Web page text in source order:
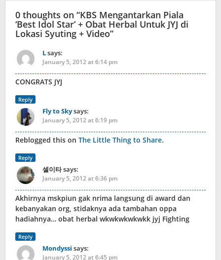
0 thoughts on “KBS Mengantarkan Piala
‘Best Idol Star’ + Obat Herbal Untuk JYJ di
Lokasi Syuting + Video”
Lsays:
January 5, 2012 at 6:14 pm
CONGRATS JYJ
Reply
Fly to Skysays:
January 5, 2012 at 6:19 pm
Reblogged this on The Little Thing to Share.
Reply
셀이타says:
January 5, 2012 at 6:36 pm
Akhirnya mskpiun gak nrima langsung di award dan
kebanyakan org, stidaknya ada tambahan oppa
hadiahnya… obat herbal wkwkwkwkwkk jyj Fighting
Reply
Mondyssi says:
January 5, 2012 at 6:45 pm